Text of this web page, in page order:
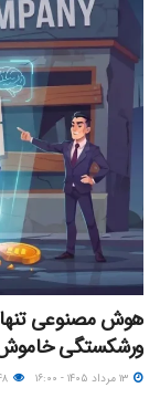
هوش مصنوعی تنها
ورشکستگی